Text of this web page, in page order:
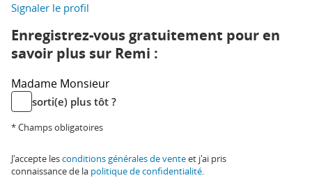
Signaler le profil
Enregistrez-vous gratuitement pour en
savoir plus sur Remi :
Madame Monsieur
sorti(e) plus tôt ?
* Champs obligatoires
J'accepte lesconditions générales de venteet j'ai pris
connaissance de la politique de confidentialité.